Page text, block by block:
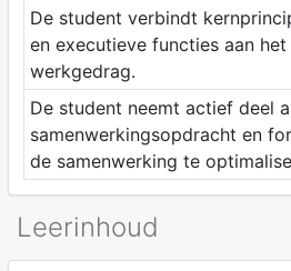
De student verbindt
en executieve functies aan
werkgedrag.
De student neemt actief deel
samenwerkingsopdracht en
de samenwerking te
Leerinhoud